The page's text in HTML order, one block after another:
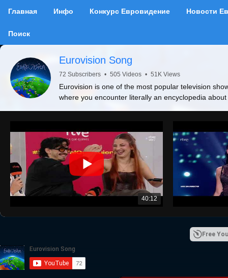
Главная Инфо Конкурс Евровидение Новости
Поиск
Eurovision Song
72 Subscribers • 505 Videos • 51K Views
Eurovision is one of the most popular television
where you encounter literally an encyclopedia
40:12
Free